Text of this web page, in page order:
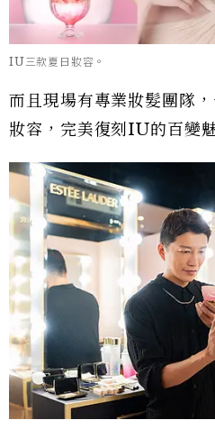
IU三款夏日妝容。
而且現場有專業妝髮團隊
妝容，完美復刻IU的百變